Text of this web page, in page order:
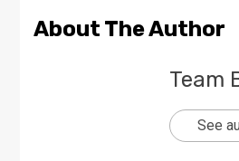
About The Author
Team
See